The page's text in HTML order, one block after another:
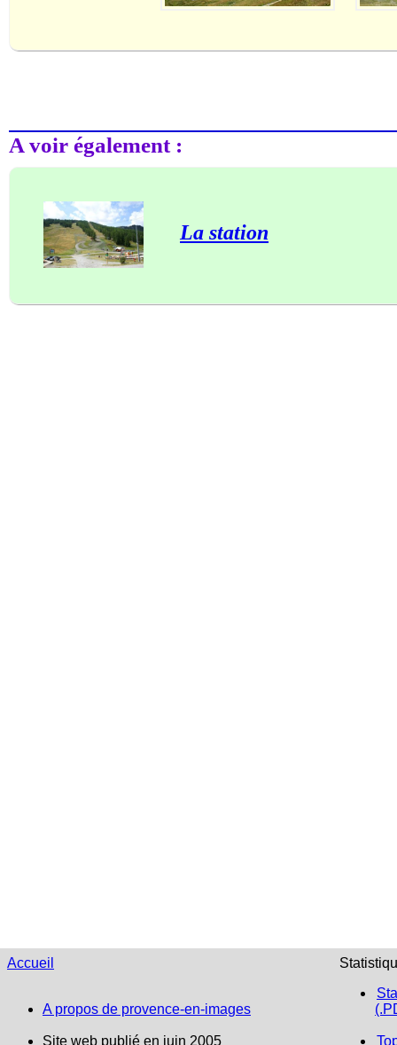
A voir également :
La station
Accueil
A propos de provence-en-images
Site web publié en juin 2005